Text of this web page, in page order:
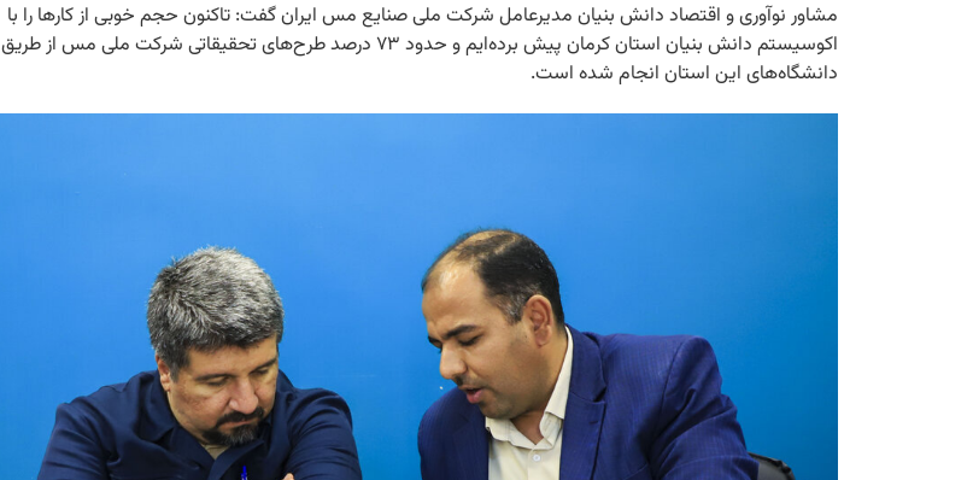
مشاور نوآوری و اقتصاد دانش بنیان مدیرعامل شرکت ملی صنایع مس ایران گفت: تاکنون حجم خوبی از کارها را با
اکوسیستم دانش بنیان استان کرمان پیش برده‌ایم و حدود ۷۳ درصد طرح‌های تحقیقاتی شرکت ملی مس از طریق
دانشگاه‌های این استان انجام شده است.